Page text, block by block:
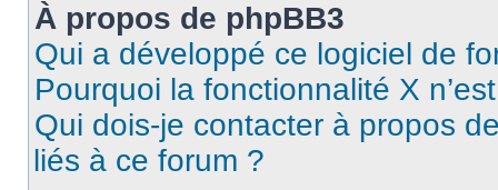
À propos de phpBB3
Qui a développé ce logiciel de
Pourquoi la fonctionnalité X
Qui dois-je contacter à propos
liés à ce forum ?